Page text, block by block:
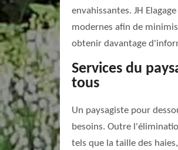
envahissantes. JH
modernes afin de
obtenir davantage
Services du
tous
Un paysagiste pour
besoins. Outre
tels que la taille des